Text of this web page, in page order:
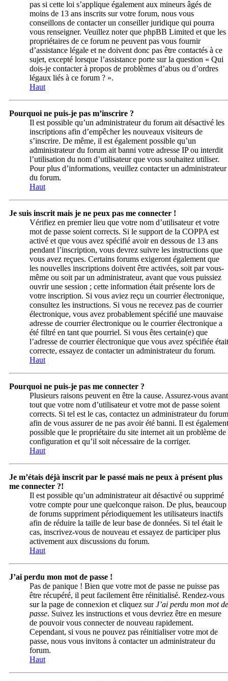
pas si cette loi s’applique également aux mineurs âgés de
moins de 13 ans inscrits sur votre forum, nous vous
conseillons de contacter un conseiller juridique qui pourra
vous renseigner. Veuillez noter que phpBB Limited et que les
propriétaires de ce forum ne peuvent pas vous fournir
d’assistance légale et ne doivent donc pas être contactés à ce
sujet, excepté lorsque l’assistance porte sur la question « Qui
dois-je contacter à propos de problèmes d’abus ou d’ordres
légaux liés à ce forum ? ».
Haut
Pourquoi ne puis-je pas m’inscrire ?
Il est possible qu’un administrateur du forum ait désactivé les
inscriptions afin d’empêcher les nouveaux visiteurs de
s’inscrire. De même, il est également possible qu’un
administrateur du forum ait banni votre adresse IP ou interdit
l’utilisation du nom d’utilisateur que vous souhaitez utiliser.
Pour plus d’informations, veuillez contacter un administrateur
du forum.
Haut
Je suis inscrit mais je ne peux pas me connecter !
Vérifiez en premier lieu que votre nom d’utilisateur et votre
mot de passe soient corrects. Si le support de la COPPA est
activé et que vous avez spécifié avoir en dessous de 13 ans
pendant l’inscription, vous devrez suivre les instructions que
vous avez reçues. Certains forums exigeront également que
les nouvelles inscriptions doivent être activées, soit par vous-
même ou soit par un administrateur, avant que vous puissiez
ouvrir une session ; cette information était présente lors de
votre inscription. Si vous aviez reçu un courrier électronique,
consultez les instructions. Si vous ne recevez pas de courrier
électronique, vous avez probablement spécifié une mauvaise
adresse de courrier électronique ou le courrier électronique a
été filtré en tant que pourriel. Si vous êtes certain(e) que
l’adresse de courrier électronique que vous avez spécifiée était
correcte, essayez de contacter un administrateur du forum.
Haut
Pourquoi ne puis-je pas me connecter ?
Plusieurs raisons peuvent en être la cause. Assurez-vous avant
tout que votre nom d’utilisateur et votre mot de passe soient
corrects. Si tel est le cas, contactez un administrateur du forum
afin de vous assurer de ne pas avoir été banni. Il est également
possible que le propriétaire du site internet ait un problème de
configuration et qu’il soit nécessaire de la corriger.
Haut
Je m’étais déjà inscrit par le passé mais ne peux à présent plus
me connecter ?!
Il est possible qu’un administrateur ait désactivé ou supprimé
votre compte pour une quelconque raison. De plus, beaucoup
de forums suppriment périodiquement les utilisateurs inactifs
afin de réduire la taille de leur base de données. Si tel était le
cas, inscrivez-vous de nouveau et essayez de participer plus
activement aux discussions du forum.
Haut
J’ai perdu mon mot de passe !
Pas de panique ! Bien que votre mot de passe ne puisse pas
être récupéré, il peut facilement être réinitialisé. Rendez-vous
sur la page de connexion et cliquez surJ’ai perdu mon mot de
passe. Suivez les instructions et vous devriez être en mesure
de pouvoir vous connecter de nouveau rapidement.
Cependant, si vous ne pouvez pas réinitialiser votre mot de
passe, nous vous invitons à contacter un administrateur du
forum.
Haut